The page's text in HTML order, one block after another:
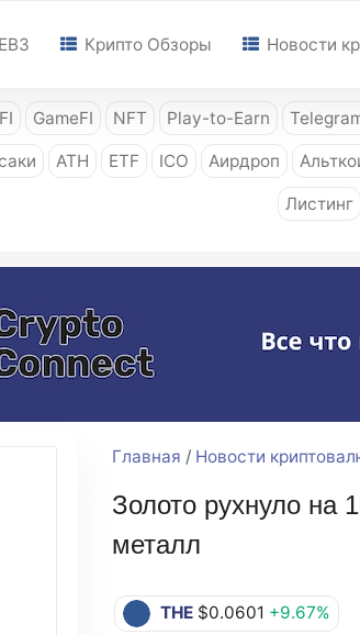
Крипто Обзоры Новости
GameFI NFT Play-to-Earn
ATH ETF ICO Аирдроп
Листинг
Главная / Новости
Золото рухнуло на
металл
THE $0.0601 +9.67%